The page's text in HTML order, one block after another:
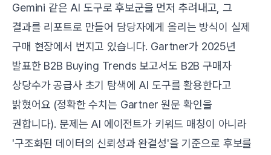
Gemini 같은 AI 도구로 후보군을 먼저 추려내고, 그
결과를 리포트로 만들어 담당자에게 올리는 방식이 실제
구매 현장에서 번지고 있습니다. Gartner가 2025년
발표한 B2B Buying Trends 보고서도 B2B 구매자
상당수가 공급사 초기 탐색에 AI 도구를 활용한다고
밝혔어요 (정확한 수치는 Gartner 원문 확인을
권합니다). 문제는 AI 에이전트가 키워드 매칭이 아니라
'구조화된 데이터의 신뢰성과 완결성'을 기준으로 후보를